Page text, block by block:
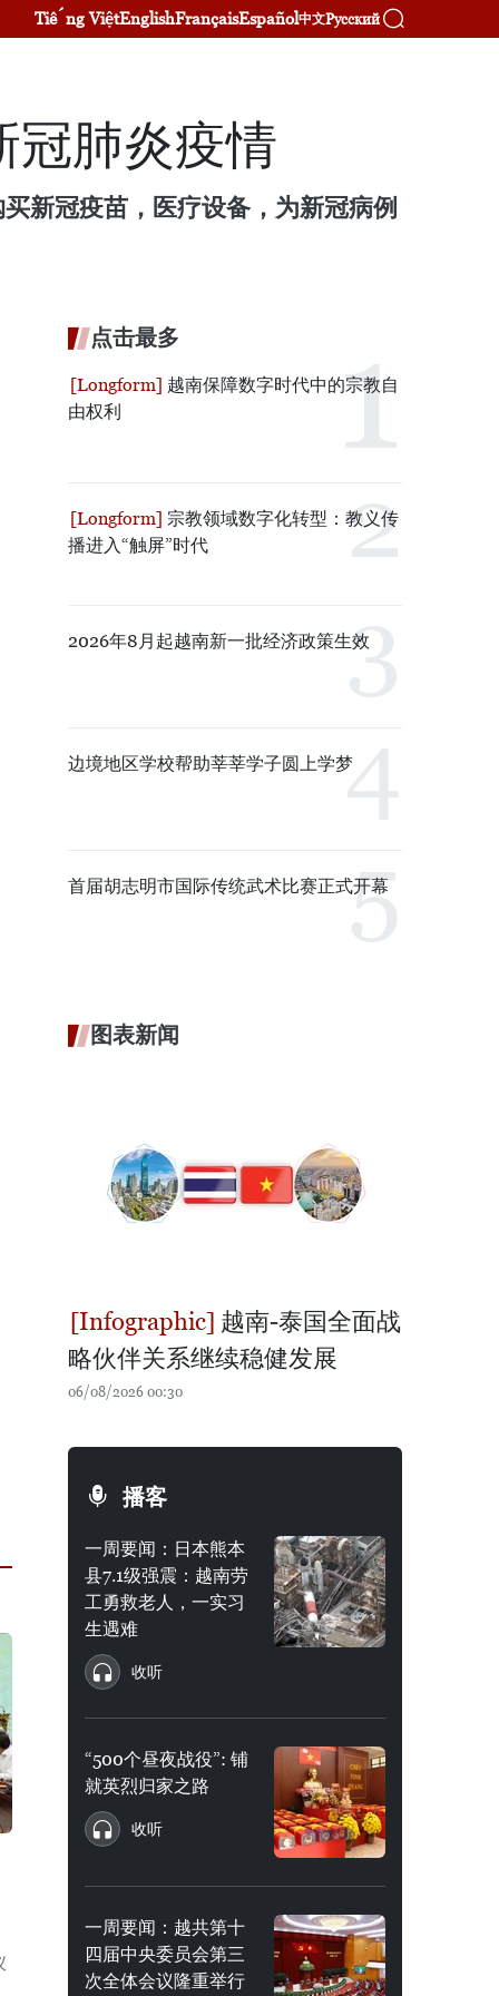
Tiếng ViệtEnglishFrançaisEspañol中文Русский
冠肺炎疫情
新冠疫苗，医疗设备，为新冠病例
点击最多
越南保障数字时代中的宗教自
由权利
宗教领域数字化转型：教义传
播进入“触屏”时代
2026年8月起越南新一批经济政策生效
边境地区学校帮助莘莘学子圆上学梦
首届胡志明市国际传统武术比赛正式开幕
图表新闻
越南-泰国全面战
略伙伴关系继续稳健发展
06/08/2026 00:30
播客
一周要闻：日本熊本
县7.1级强震：越南劳
工勇救老人，一实习
生遇难
收听
“500个昼夜战役”: 铺
就英烈归家之路
收听
一周要闻：越共第十
四届中央委员会第三
次全体会议隆重举行